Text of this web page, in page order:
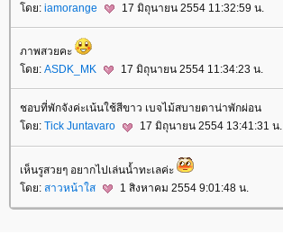
ดย: iamorange 17 มิถุนายน 2554 11:32:59 น.
ภาพสวยคะ
ดย: ASDK_MK 17 มิถุนายน 2554 11:34:23 น.
ชอบที่พักจังค่ะเน้นใช้สีขาว เบจไม้สบายตาน่าพักผ่อน
ดย: Tick Juntavaro 17 มิถุนายน 2554 13:41:31 น.
เห็นรูสวยๆ อยากไปเล่นน้ำทะเลค่ะ
ดย: สาวหน้าใส 1 สิงหาคม 2554 9:01:48 น.